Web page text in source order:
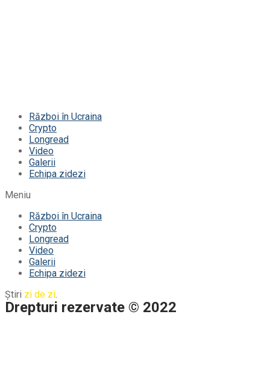
Război în Ucraina
Crypto
Longread
Video
Galerii
Echipa zidezi
Meniu
Război în Ucraina
Crypto
Longread
Video
Galerii
Echipa zidezi
Știri zi de zi.
Drepturi rezervate © 2022